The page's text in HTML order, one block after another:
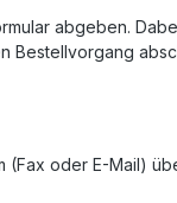
abgeben.
oder E-Mail)